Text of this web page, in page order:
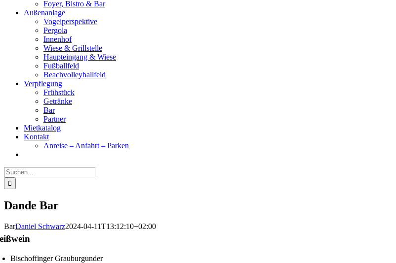
Foyer, Bistro & Bar
Außenanlage
Vogelperspektive
Pergola
Innenhof
Wiese & Grillstelle
Haupteingang & Wiese
Fußballfeld
Beachvolleyballfeld
Verpflegung
Frühstück
Getränke
Bar
Partner
Mietkatalog
Kontakt
Anreise – Anfahrt – Parken
Suche
nach:
Dande Bar
BarDaniel Schwarz2024-04-11T13:12:10+02:00
Bischoffinger Grauburgunder